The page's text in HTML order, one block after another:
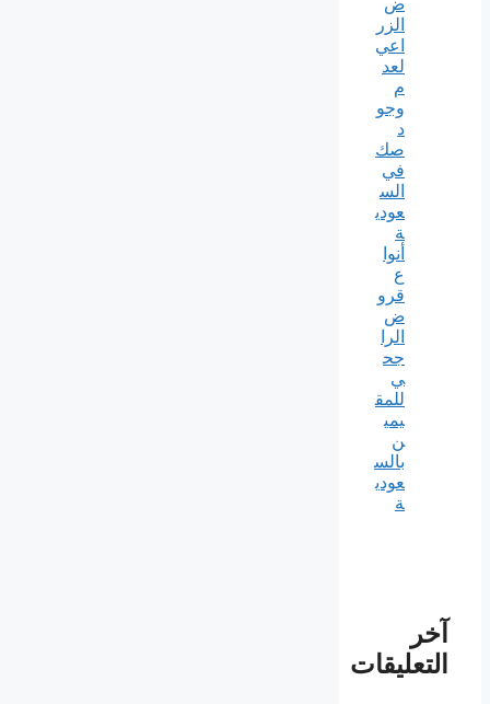
الزر
اعي
لعد
م
وجو
د
صك
في
الس
عودي
ة
أنوا
ع
قرو
ض
الرا
جح
ي
للمق
يمي
ن
بالس
عودي
ة
آخر
التعليقات